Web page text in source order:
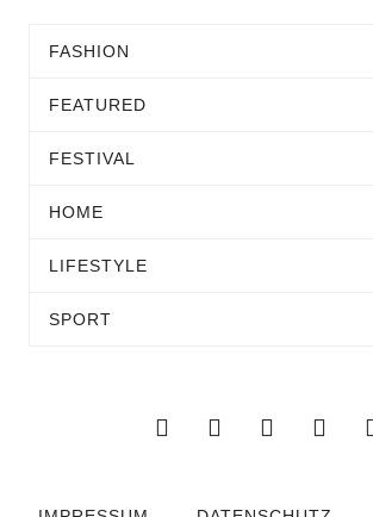
FASHION
FEATURED
FESTIVAL
HOME
LIFESTYLE
SPORT